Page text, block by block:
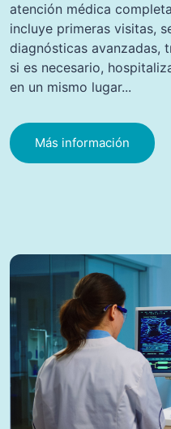
atención médica
incluye primeras visitas,
diagnósticas avanzadas,
si es necesario,
en un mismo lugar...
Más información